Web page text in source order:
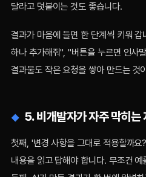
달라고 덧붙이는 것도 좋습니다.
결과가 마음에 들면 한 단계씩 키워
하나 추가해줘", "버튼을 누르면 인사
결과물도 작은 요청을 쌓아 만드는 것
5. 비개발자가 자주 막히는
첫째, '변경 사항을 그대로 적용할까
내용을 읽고 답해야 합니다. 무조건